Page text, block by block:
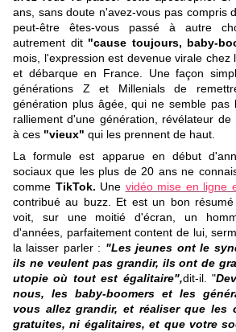
ans, sans doute n'avez-vous pas compris
peut-être êtes-vous passé à autre
autrement dit "cause toujours, baby-
mois, l'expression est devenue virale chez
et débarque en France. Une façon
générations Z et Millenials de
génération plus âgée, qui ne semble pas
ralliement d'une génération, révélateur
à ces "vieux" qui les prennent de haut.
La formule est apparue en début
sociaux que les plus de 20 ans ne
comme TikTok. Une vidéo mise en ligne
contribué au buzz. Et est un bon
voit, sur une moitié d'écran, un
d'années, parfaitement content de lui,
la laisser parler : "Les jeunes ont le
ils ne veulent pas grandir, ils ont de
utopie où tout est égalitaire",dit-il. "
nous, les baby-boomers et les
vous allez grandir, et réaliser que les
gratuites, ni égalitaires, et que votre